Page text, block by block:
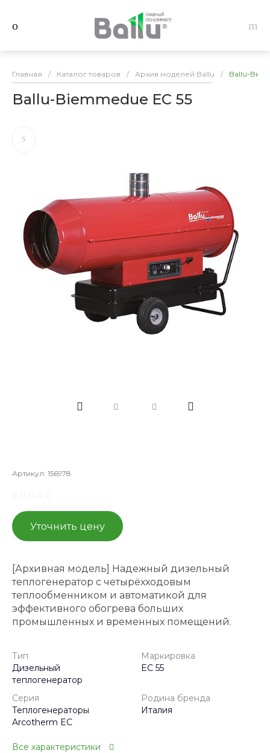
Главная / Каталог товаров / Архив моделей Ballu / Ballu-
Ballu-Biemmedue EC 55
Артикул: 156978
Уточнить цену
[Архивная модель] Надежный дизельный
теплогенератор с четырёхходовым
теплообменником и автоматикой для
эффективного обогрева больших
промышленных и временных помещений.
Тип
Дизельный
теплогенератор
Маркировка
EC 55
Серия
Теплогенераторы
Arcotherm EC
Родина бренда
Италия
Все характеристики